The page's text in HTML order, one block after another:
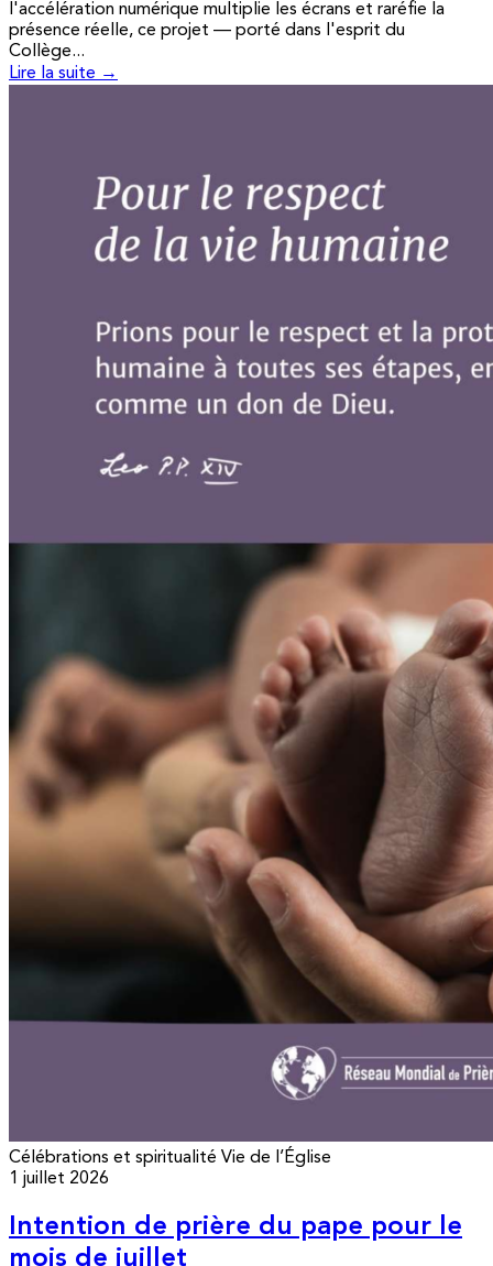
l'accélération numérique multiplie les écrans et raréfie la
présence réelle, ce projet — porté dans l'esprit du
Collège...
Lire la suite →
Célébrations et spiritualité Vie de l’Église
1 juillet 2026
Intention de prière du pape pour le
mois de juillet